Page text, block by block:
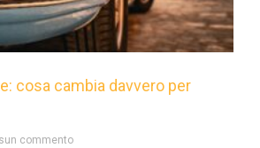
cosa cambia davvero per
commento